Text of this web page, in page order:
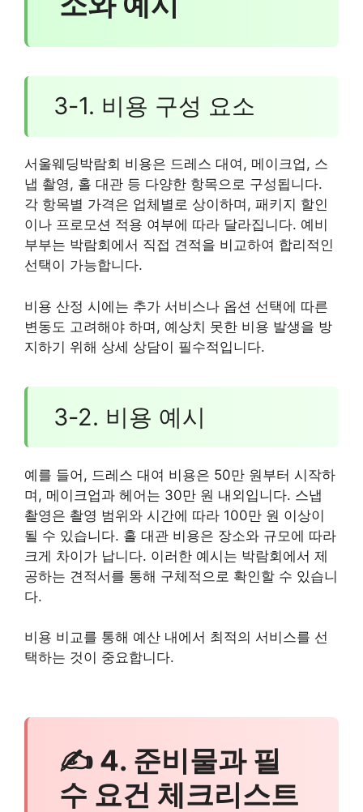
3-1. 비용 구성 요소
서울웨딩박람회 비용은 드레스 대여, 메이크업, 스
냅 촬영, 홀 대관 등 다양한 항목으로 구성됩니다.
각 항목별 가격은 업체별로 상이하며, 패키지 할인
이나 프로모션 적용 여부에 따라 달라집니다. 예비
부부는 박람회에서 직접 견적을 비교하여 합리적인
선택이 가능합니다.
비용 산정 시에는 추가 서비스나 옵션 선택에 따른
변동도 고려해야 하며, 예상치 못한 비용 발생을 방
지하기 위해 상세 상담이 필수적입니다.
3-2. 비용 예시
예를 들어, 드레스 대여 비용은 50만 원부터 시작하
며, 메이크업과 헤어는 30만 원 내외입니다. 스냅
촬영은 촬영 범위와 시간에 따라 100만 원 이상이
될 수 있습니다. 홀 대관 비용은 장소와 규모에 따라
크게 차이가 납니다. 이러한 예시는 박람회에서 제
공하는 견적서를 통해 구체적으로 확인할 수 있습니
다.
비용 비교를 통해 예산 내에서 최적의 서비스를 선
택하는 것이 중요합니다.
✍ 4. 준비물과 필
수 요건 체크리스트